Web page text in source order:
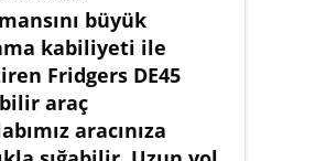
büyük
kabiliyeti ile
Fridgers DE45
araç
aracınıza